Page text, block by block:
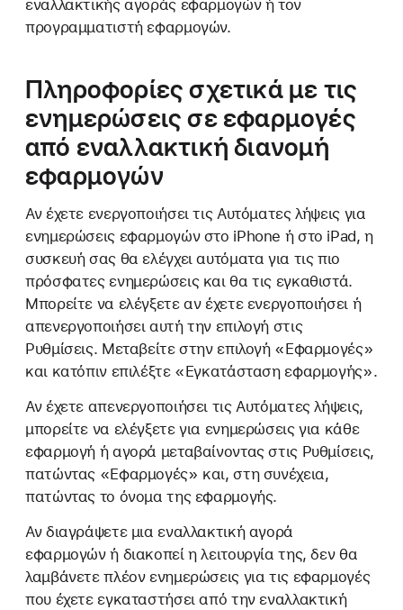
εναλλακτικής αγοράς εφαρμογών ή τον
προγραμματιστή εφαρμογών.
Πληροφορίες σχετικά με τις
ενημερώσεις σε εφαρμογές
από εναλλακτική διανομή
εφαρμογών
Αν έχετε ενεργοποιήσει τις Αυτόματες λήψεις για
ενημερώσεις εφαρμογών στο iPhone ή στο iPad, η
συσκευή σας θα ελέγχει αυτόματα για τις πιο
πρόσφατες ενημερώσεις και θα τις εγκαθιστά.
Μπορείτε να ελέγξετε αν έχετε ενεργοποιήσει ή
απενεργοποιήσει αυτή την επιλογή στις
Ρυθμίσεις. Μεταβείτε στην επιλογή «Εφαρμογές»
και κατόπιν επιλέξτε «Εγκατάσταση εφαρμογής».
Αν έχετε απενεργοποιήσει τις Αυτόματες λήψεις,
μπορείτε να ελέγξετε για ενημερώσεις για κάθε
εφαρμογή ή αγορά μεταβαίνοντας στις Ρυθμίσεις,
πατώντας «Εφαρμογές» και, στη συνέχεια,
πατώντας το όνομα της εφαρμογής.
Αν διαγράψετε μια εναλλακτική αγορά
εφαρμογών ή διακοπεί η λειτουργία της, δεν θα
λαμβάνετε πλέον ενημερώσεις για τις εφαρμογές
που έχετε εγκαταστήσει από την εναλλακτική